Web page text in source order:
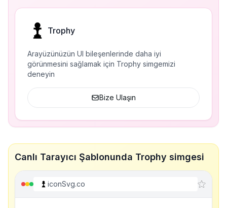
Trophy
Arayüzünüzün UI bileşenlerinde daha iyi
görünmesini sağlamak için Trophy simgemizi
deneyin
Bize Ulaşın
Canlı Tarayıcı Şablonunda Trophy simgesi
iconSvg.co